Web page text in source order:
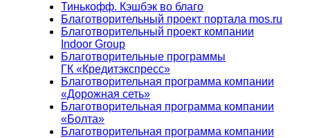
Тинькофф. Кэшбэк во благо
Благотворительный проект портала mos.ru
Благотворительный проект компании
Indoor Group
Благотворительные программы
ГК «Кредитэкспресс»
Благотворительная программа компании
«Дорожная сеть»
Благотворительная программа компании
«Болта»
Благотворительная программа компании